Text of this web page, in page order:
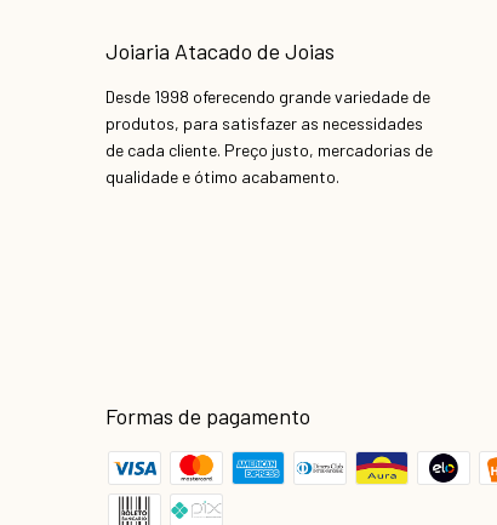
Joiaria Atacado de Joias
Desde 1998 oferecendo grande variedade de
produtos, para satisfazer as necessidades
de cada cliente. Preço justo, mercadorias de
qualidade e ótimo acabamento.
Formas de pagamento